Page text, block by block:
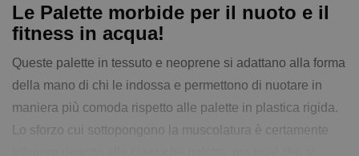
Le Palette morbide per il nuoto e il
fitness in acqua!
Queste palette in tessuto e neoprene si adattano alla forma
della mano di chi le indossa e permettono di nuotare in
maniera più comoda rispetto alle palette in plastica rigida.
Lo sforzo cui sottopongono la muscolatura è certamente